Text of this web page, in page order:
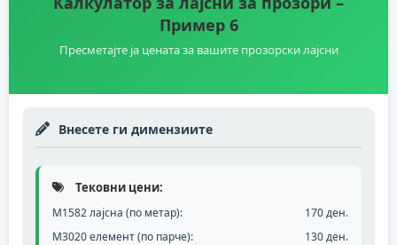
Пример 6
Пресметајте ја цената за вашите прозорски лајсни
Внесете ги димензиите
Тековни цени:
М1582 лајсна (по метар):
170 ден.
M3020 елемент (по парче):
130 ден.